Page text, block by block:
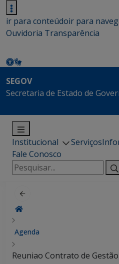
ir para conteúdoir para
Ouvidoria Transparência
SEGOV
Secretaria de Estado de
Institucional Serviços
Fale Conosco
Pesquisar
por:
Agenda
Reuniao Contrato de Gestão